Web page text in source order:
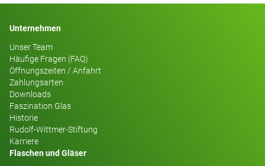
Unternehmen
Unser Team
Häufige Fragen (FAQ)
Öffnungszeiten / Anfahrt
Zahlungsarten
Downloads
Faszination Glas
Historie
Rudolf-Wittmer-Stiftung
Karriere
Flaschen und Gläser